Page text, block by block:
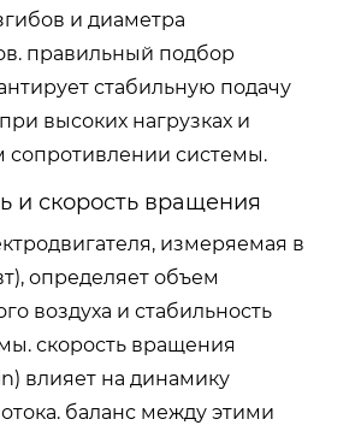
и диаметра
правильный подбор
стабильную подачу
высоких нагрузках и
сопротивлении системы.
и скорость вращения
измеряемая в
определяет объем
воздуха и стабильность
скорость вращения
влияет на динамику
баланс между этими